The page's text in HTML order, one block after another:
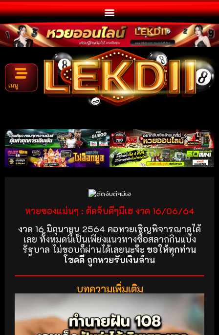
เมนู
หวยซองแม่นๆ : ตัดจับดีๆมีเฮ งวด 16/06/64
งวด 16 มิถุนายน 2564 คอหวยเชิญพิจารณาดูได้
เลย ทั้งหมดนี้เป็นเพียงแนวทางซื้อสลากกินแบ่ง
รัฐบาล ไม่ชอบก็ผ่านได้เลยนะจ๊ะ ขอให้ทุกท่าน
โชคดี ถูกหวยรับเงินล้าน
บทความเพิ่มเติม